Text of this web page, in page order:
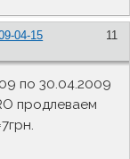
11
04-15
по 30.04.2009
продлеваем